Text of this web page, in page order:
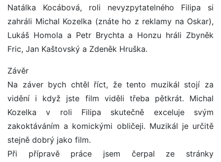
Natálka Kocábová, roli nevyzpytatelného Filipa si
zahráli Michal Kozelka (znáte ho z reklamy na Oskar),
Lukáš Homola a Petr Brychta a Honzu hráli Zbyněk
Fric, Jan Kaštovský a Zdeněk Hruška.
Závěr
Na záver bych chtěl říct, že tento muzikál stojí za
vidění i když jste film viděli třeba pětkrát. Michal
Kozelka v roli Filipa skutečně exceluje svým
zakoktáváním a komickými obličeji. Muzikál je určitě
stejně dobrý jako film.
Při přípravě práce jsem čerpal ze stránky